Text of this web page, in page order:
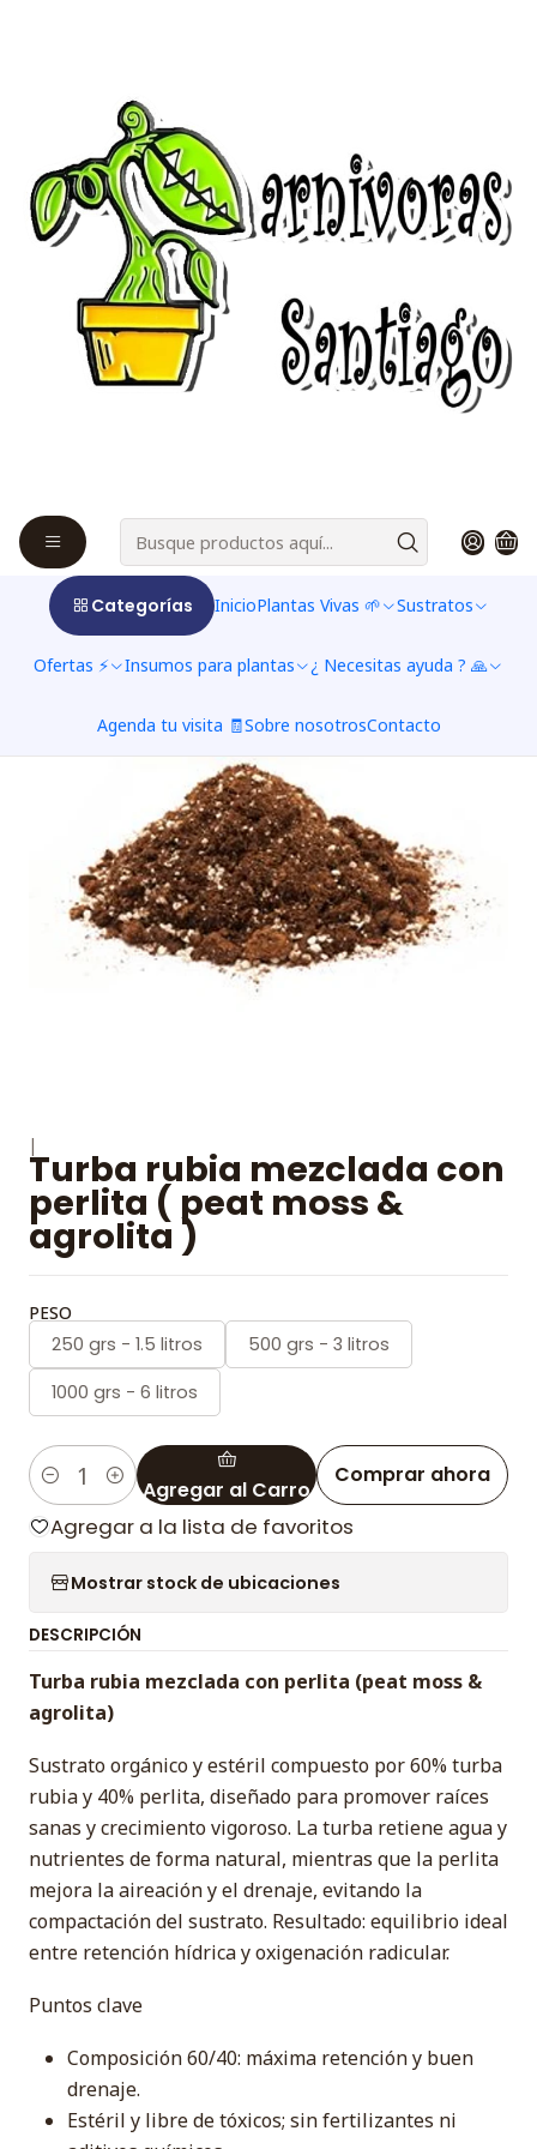
Categorías InicioPlantas Vivas 🌱 Sustratos
Ofertas ⚡ Insumos para plantas ¿ Necesitas ayuda ? 🙏
Agenda tu visita 🧾Sobre nosotrosContacto
|
Turba rubia mezclada con
perlita ( peat moss &
agrolita )
PESO
250 grs - 1.5 litros
500 grs - 3 litros
1000 grs - 6 litros
Cantidad Agregar al Carro
Comprar ahora
Agregar a la lista de favoritos
Mostrar stock de ubicaciones
DESCRIPCIÓN
Turba rubia mezclada con perlita (peat moss &
agrolita)
Sustrato orgánico y estéril compuesto por 60% turba
rubia y 40% perlita, diseñado para promover raíces
sanas y crecimiento vigoroso. La turba retiene agua y
nutrientes de forma natural, mientras que la perlita
mejora la aireación y el drenaje, evitando la
compactación del sustrato. Resultado: equilibrio ideal
entre retención hídrica y oxigenación radicular.
Puntos clave
Composición 60/40: máxima retención y buen
drenaje.
Estéril y libre de tóxicos; sin fertilizantes ni